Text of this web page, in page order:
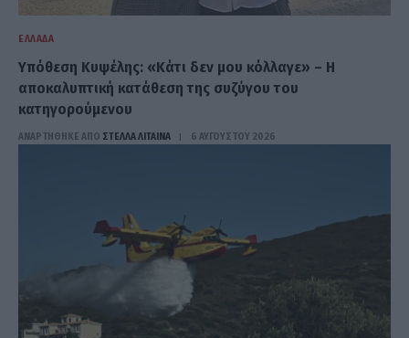
ΕΛΛΆΔΑ
Υπόθεση Κυψέλης: «Κάτι δεν μου κόλλαγε» – Η
αποκαλυπτική κατάθεση της συζύγου του
κατηγορούμενου
ΑΝΑΡΤΗΘΗΚΕ ΑΠΟ ΣΤΈΛΛΑ ΛΊΤΑΙΝΑ 6 ΑΥΓΟΎΣΤΟΥ 2026